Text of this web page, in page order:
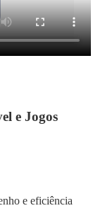
e Jogos
e eficiência